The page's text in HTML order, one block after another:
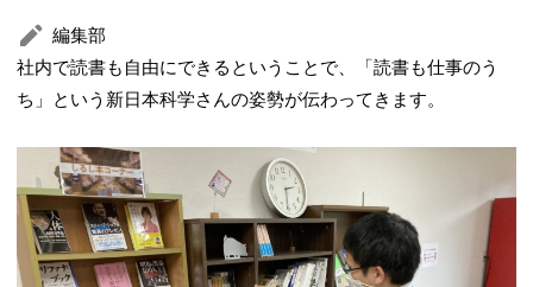
編集部
社内で読書も自由にできるということで、「読書も仕事のう
ち」という新日本科学さんの姿勢が伝わってきます。